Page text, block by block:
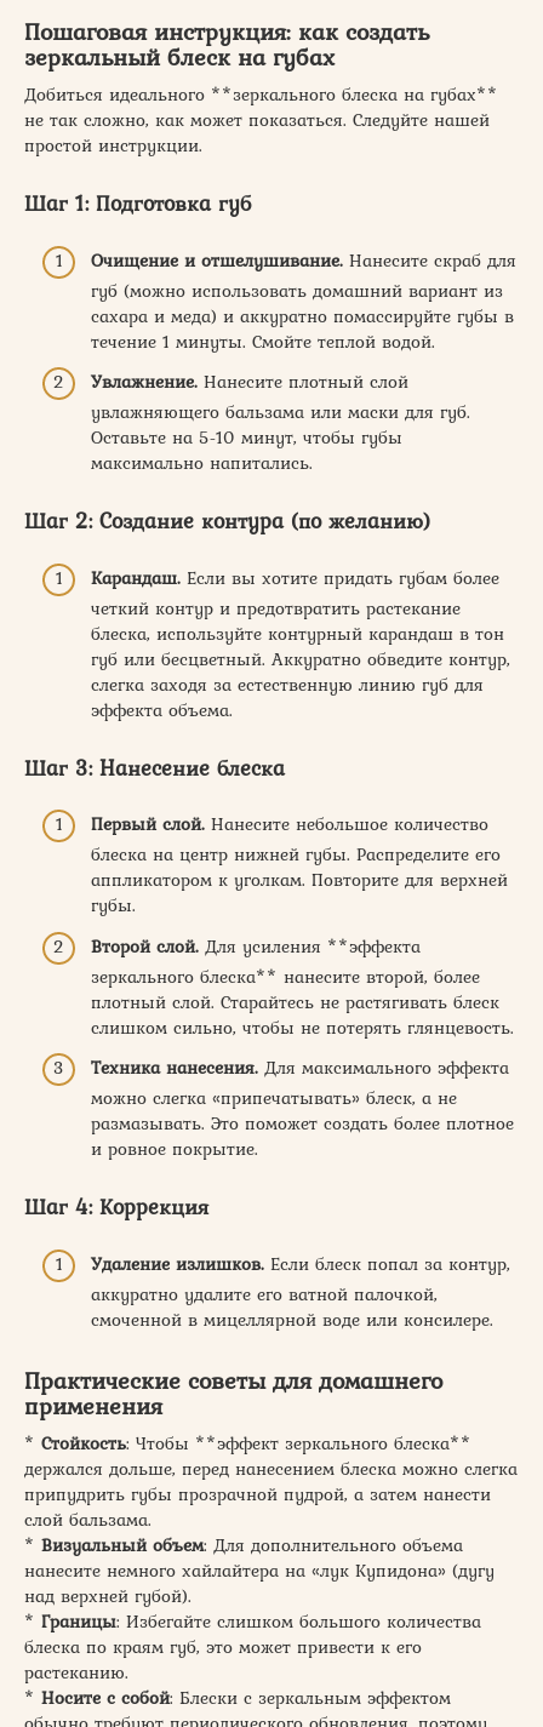
Пошаговая инструкция: как создать
зеркальный блеск на губах
Добиться идеального **зеркального блеска на губах**
не так сложно, как может показаться. Следуйте нашей
простой инструкции.
Шаг 1: Подготовка губ
Очищение и отшелушивание. Нанесите скраб для
губ (можно использовать домашний вариант из
сахара и меда) и аккуратно помассируйте губы в
течение 1 минуты. Смойте теплой водой.
Увлажнение. Нанесите плотный слой
увлажняющего бальзама или маски для губ.
Оставьте на 5-10 минут, чтобы губы
максимально напитались.
Шаг 2: Создание контура (по желанию)
Карандаш. Если вы хотите придать губам более
четкий контур и предотвратить растекание
блеска, используйте контурный карандаш в тон
губ или бесцветный. Аккуратно обведите контур,
слегка заходя за естественную линию губ для
эффекта объема.
Шаг 3: Нанесение блеска
Первый слой. Нанесите небольшое количество
блеска на центр нижней губы. Распределите его
аппликатором к уголкам. Повторите для верхней
губы.
Второй слой. Для усиления **эффекта
зеркального блеска** нанесите второй, более
плотный слой. Старайтесь не растягивать блеск
слишком сильно, чтобы не потерять глянцевость.
Техника нанесения. Для максимального эффекта
можно слегка «припечатывать» блеск, а не
размазывать. Это поможет создать более плотное
и ровное покрытие.
Шаг 4: Коррекция
Удаление излишков. Если блеск попал за контур,
аккуратно удалите его ватной палочкой,
смоченной в мицеллярной воде или консилере.
Практические советы для домашнего
применения
* Стойкость: Чтобы **эффект зеркального блеска**
держался дольше, перед нанесением блеска можно слегка
припудрить губы прозрачной пудрой, а затем нанести
слой бальзама.
* Визуальный объем: Для дополнительного объема
нанесите немного хайлайтера на «лук Купидона» (дугу
над верхней губой).
* Границы: Избегайте слишком большого количества
блеска по краям губ, это может привести к его
растеканию.
* Носите с собой: Блески с зеркальным эффектом